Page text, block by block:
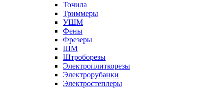
Точила
Триммеры
УШМ
Фены
Фрезеры
ШМ
Штроборезы
Электроплиткорезы
Электрорубанки
Электростеплеры